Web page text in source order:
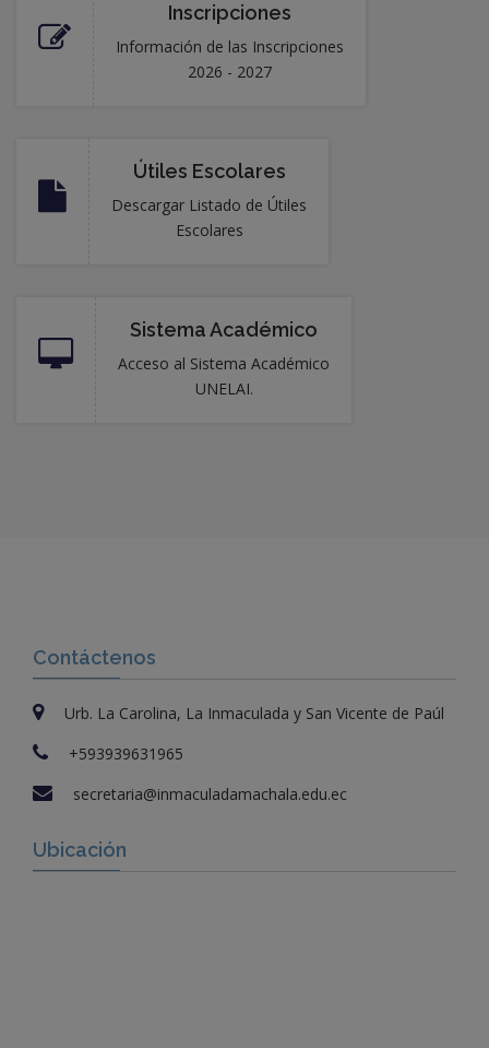
Inscripciones
Información de las Inscripciones
2026 - 2027
Útiles Escolares
Descargar Listado de Útiles
Escolares
Sistema Académico
Acceso al Sistema Académico
UNELAI.
Contáctenos
Urb. La Carolina, La Inmaculada y San Vicente de Paúl
+593939631965
secretaria@inmaculadamachala.edu.ec
Ubicación